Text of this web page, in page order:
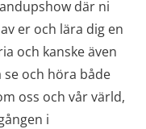
där ni
er och lära dig en
och kanske även
och höra både
oss och vår värld,
i